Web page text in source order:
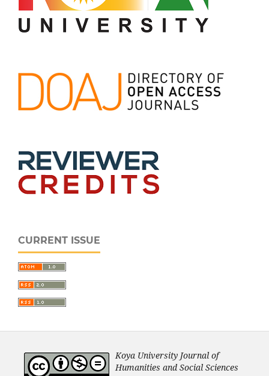
CURRENT ISSUE
Koya University Journal of
Humanities and Social Sciences